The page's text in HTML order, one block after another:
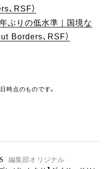
、RSF）
ぶりの低水準｜国境な
Borders、RSF）
時点のものです。
編集部オリジナル